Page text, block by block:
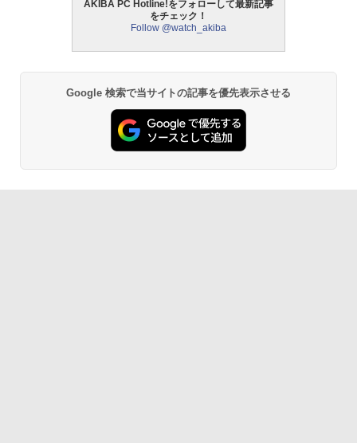
AKIBA PC Hotline!をフォローして最新記事
をチェック！
Follow @watch_akiba
Google 検索で当サイトの記事を優先表示させる